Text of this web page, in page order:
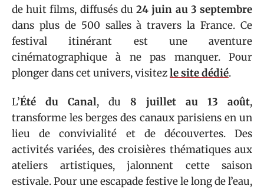
de huit films, diffusés du24 juin au 3 septembre
dans plus de 500 salles à travers la France. Ce
festival itinérant est une aventure
cinématographique à ne pas manquer. Pour
plonger dans cet univers, visitezle site dédié.
L’Été du Canal, du 8 juillet au 13 août,
transforme les berges des canaux parisiens en un
lieu de convivialité et de découvertes. Des
activités variées, des croisières thématiques aux
ateliers artistiques, jalonnent cette saison
estivale. Pour une escapade festive le long de l’eau,